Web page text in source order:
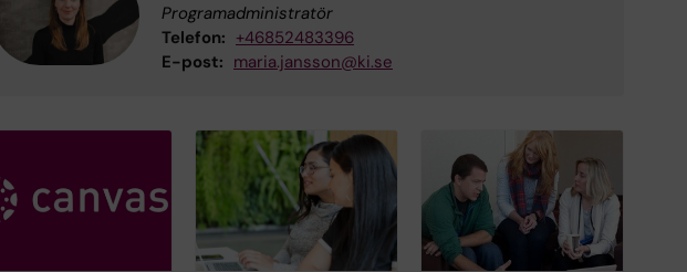
Programadministratör
Telefon: +46852483396
E-post: maria.jansson@ki.se